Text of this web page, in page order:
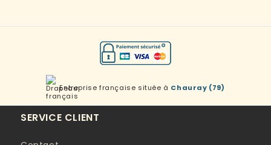
Entreprise française située à Chauray (79)
SERVICE CLIENT